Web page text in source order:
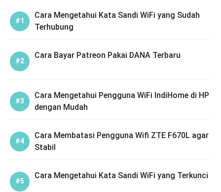
Cara Mengetahui Kata Sandi WiFi yang Sudah
Terhubung
Cara Bayar Patreon Pakai DANA Terbaru
Cara Mengetahui Pengguna WiFi IndiHome di HP
dengan Mudah
Cara Membatasi Pengguna Wifi ZTE F670L agar
Stabil
Cara Mengetahui Kata Sandi WiFi yang Terkunci